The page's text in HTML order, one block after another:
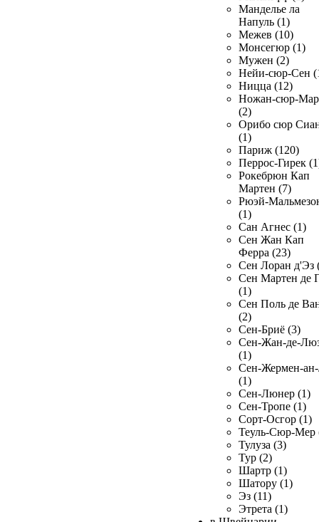
Манделье ла
Напуль (1)
Межев (10)
Монсегюр (1)
Мужен (2)
Нейи-сюр-Сен
Ницца (12)
Ножан-сюр-
(2)
Орибо сюр
(1)
Париж (120)
Перрос-Гирек
Рокебрюн Кап
Мартен (7)
Рюэй-
(1)
Сан Агнес (1)
Сен Жан Кап
Ферра (23)
Сен Лоран д'Эз
Сен Мартен де
(1)
Сен Поль де
(2)
Сен-Бриё (3)
Сен-Жан-де-
(1)
Сен-Жермен-
(1)
Сен-Люнер (1)
Сен-Тропе (1)
Сорт-Осгор (1)
Теуль-Сюр-Мер
Тулуза (3)
Тур (2)
Шартр (1)
Шатору (1)
Эз (11)
Этрета (1)